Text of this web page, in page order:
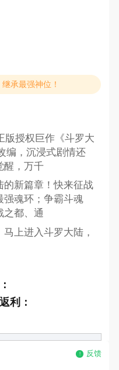
承最强神位！
版授权巨作《斗罗大
编，沉浸式剧情还
醒，万千
的新篇章！快来征战
强魂环；争霸斗魂
之都、通
上进入斗罗大陆，
利：
反馈